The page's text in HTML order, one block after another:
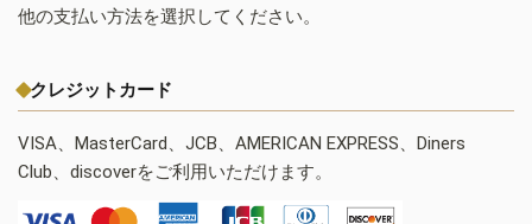
他の支払い方法を選択してください。
クレジットカード
VISA、MasterCard、JCB、AMERICAN EXPRESS、Diners
Club、discoverをご利用いただけます。